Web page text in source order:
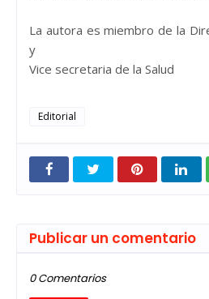
La autora es miembro de la
y
Vice secretaria de la Salud
Editorial
Publicar un comentario
0 Comentarios